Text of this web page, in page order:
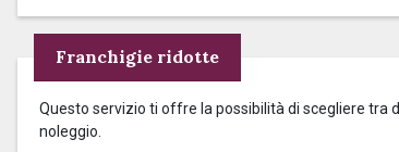
Franchigie ridotte
Questo servizio ti offre la possibilità di scegliere tra
noleggio.